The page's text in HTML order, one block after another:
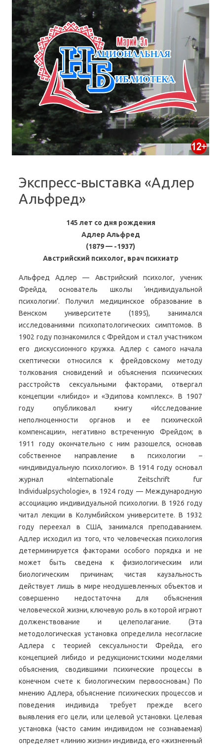
Экспресс-выставка «Адлер
Альфред»
145 лет со дня рождения
Адлер Альфред
(1879 — -1937)
Австрийский психолог, врач психиатр
Альфред Адлер — Австрийский психолог, ученик
Фрейда, основатель школы ‘индивидуальной
психологии’. Получил медицинское образование в
Венском университете (1895), занимался
исследованиями психопатологических симптомов. В
1902 году познакомился с Фрейдом и стал участником
его дискуссионного кружка. Адлер с самого начала
скептически относился к фрейдовскому методу
толкования сновидений и объяснения психических
расстройств сексуальными факторами, отвергал
концепции «либидо» и «Эдипова комплекс». В 1907
году опубликовал книгу «Исследование
неполноценности органов и ее психической
компенсации», негативно встреченную Фрейдом; в
1911 году окончательно с ним разошелся, основав
собственное направление в психологии –
«индивидуальную психологию». В 1914 году основал
журнал «Internationale Zeitschrift fur
Individualpsychologie», в 1924 году — Международную
ассоциацию индивидуальной психологии. В 1926 году
читал лекции в Колумбийском университете. В 1932
году переехал в США, занимался преподаванием.
Адлер исходил из того, что человеческая психология
детерминируется факторами особого порядка и не
может быть сведена к физиологическим или
биологическим причинам; чистая каузальность
действует лишь в мире неодушевленных объектов и
совершенно недостаточна для объяснения
человеческой жизни, ключевую роль в которой играют
долженствование и целеполагание. (Эта
методологическая установка определила несогласие
Адлера с теорией сексуальности Фрейда, его
концепцией либидо и редукционистскими моделями
объяснения, сводившими психические процессы в
конечном счете к биологическим первоосновам.) По
мнению Адлера, объяснение психических процессов и
поведения индивида требует прежде всего
выявления его цели, или целевой установки. Целевая
установка (часто самим индивидом не сознаваемая)
определяет «линию жизни» индивида, его «жизненный